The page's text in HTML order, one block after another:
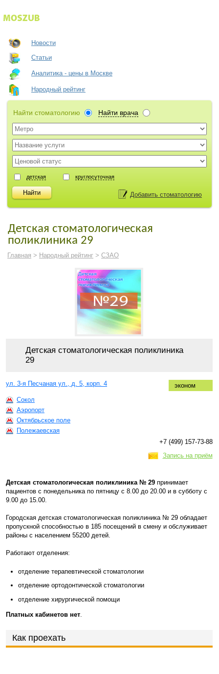
Новости
Статьи
Аналитика - цены в Москве
Народный рейтинг
Найти стоматологию Найти врача
детская круглосуточная
Добавить стоматологию
Детская стоматологическая
поликлиника 29
Главная > Народный рейтинг > СЗАО
Детская стоматологическая поликлиника
29
эконом
ул. 3-я Песчаная ул., д. 5, корп. 4
Сокол
Аэропорт
Октябрьское поле
Полежаевская
+7 (499) 157-73-88
Запись на приём
Детская стоматологическая поликлиника № 29 принимает
пациентов с понедельника по пятницу с 8.00 до 20.00 и в субботу с
9.00 до 15.00.
Городская детская стоматологическая поликлиника № 29 обладает
пропускной способностью в 185 посещений в смену и обслуживает
районы с населением 55200 детей.
Работают отделения:
отделение терапевтической стоматологии
отделение ортодонтической стоматологии
отделение хирургической помощи
Платных кабинетов нет
Как проехать